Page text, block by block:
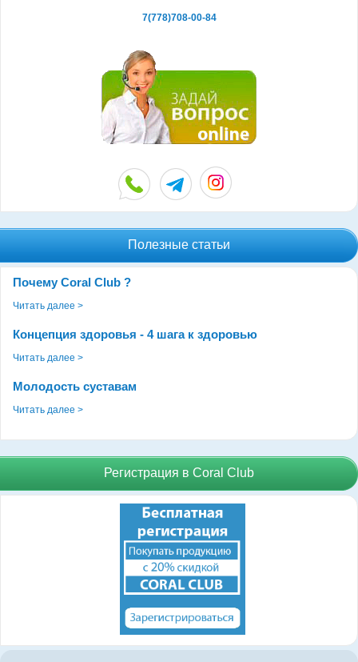
7(778)708-00-84
Полезные статьи
Почему Coral Club ?
Читать далее >
Концепция здоровья - 4 шага к здоровью
Читать далее >
Молодость суставам
Читать далее >
Регистрация в Coral Club